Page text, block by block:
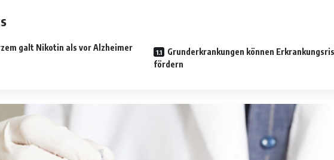
galt Nikotin als vor Alzheimer
Grunderkrankungen können
fördern